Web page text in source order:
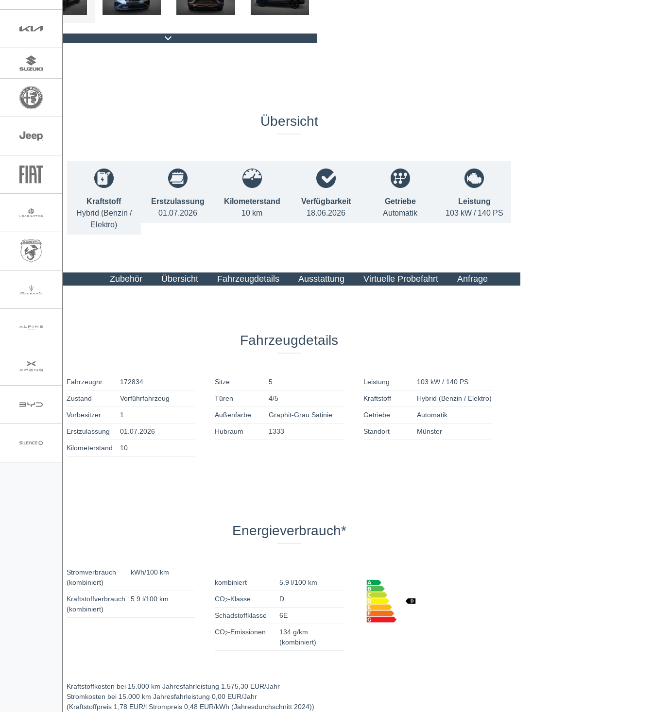
Übersicht
Kraftstoff
Hybrid (Benzin /
Elektro)
Erstzulassung
01.07.2026
Kilometerstand
10 km
Verfügbarkeit
18.06.2026
Getriebe
Automatik
Leistung
103 kW / 140 PS
Zubehör Übersicht Fahrzeugdetails Ausstattung Virtuelle Probefahrt Anfrage
Fahrzeugdetails
Fahrzeugnr. 172834
Zustand Vorführfahrzeug
Vorbesitzer 1
Erstzulassung 01.07.2026
Kilometerstand 10
Sitze 5
Türen 4/5
Außenfarbe Graphit-Grau Satinie
Hubraum 1333
Leistung 103 kW / 140 PS
Kraftstoff Hybrid (Benzin / Elektro)
Getriebe Automatik
Standort Münster
Energieverbrauch*
Stromverbrauch
(kombiniert)
kWh/100 km
Kraftstoffverbrauch
(kombiniert)
5.9 l/100 km
kombiniert 5.9 l/100 km
CO2-Klasse D
Schadstoffklasse 6E
CO2-Emissionen
134 g/km
(kombiniert)
Kraftstoffkosten bei 15.000 km Jahresfahrleistung 1.575,30 EUR/Jahr
Stromkosten bei 15.000 km Jahresfahrleistung 0,00 EUR/Jahr
(Kraftstoffpreis 1,78 EUR/l Strompreis 0,48 EUR/kWh (Jahresdurchschnitt 2024))